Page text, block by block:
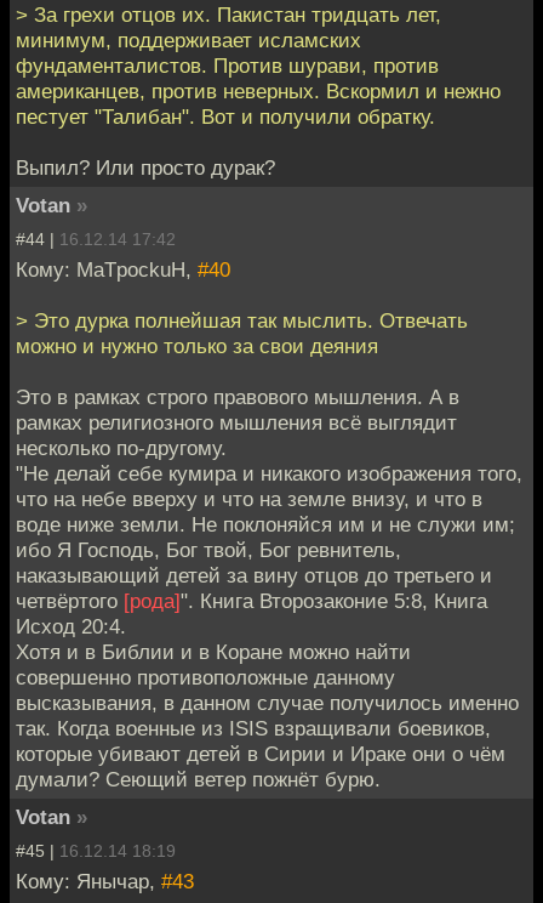
> За грехи отцов их. Пакистан тридцать лет,
минимум, поддерживает исламских
фундаменталистов. Против шурави, против
американцев, против неверных. Вскормил и нежно
пестует "Талибан". Вот и получили обратку.
Выпил? Или просто дурак?
Votan »
#44 | 16.12.14 17:42
Кому: MaTpockuH, #40
> Это дурка полнейшая так мыслить. Отвечать
можно и нужно только за свои деяния
Это в рамках строго правового мышления. А в
рамках религиозного мышления всё выглядит
несколько по-другому.
"Не делай себе кумира и никакого изображения того,
что на небе вверху и что на земле внизу, и что в
воде ниже земли. Не поклоняйся им и не служи им;
ибо Я Господь, Бог твой, Бог ревнитель,
наказывающий детей за вину отцов до третьего и
четвёртого [рода]". Книга Второзаконие 5:8, Книга
Исход 20:4.
Хотя и в Библии и в Коране можно найти
совершенно противоположные данному
высказывания, в данном случае получилось именно
так. Когда военные из ISIS взращивали боевиков,
которые убивают детей в Сирии и Ираке они о чём
думали? Сеющий ветер пожнёт бурю.
Votan »
#45 | 16.12.14 18:19
Кому: Янычар, #43